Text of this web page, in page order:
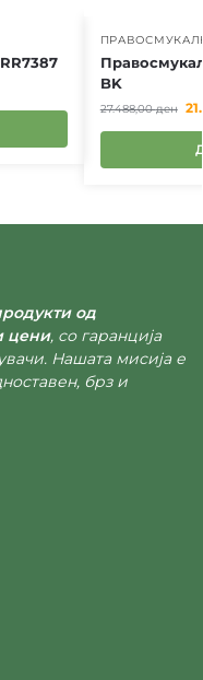
BK
27.488,00ден
од
цени, со гаранција
Нашата мисија е
брз и